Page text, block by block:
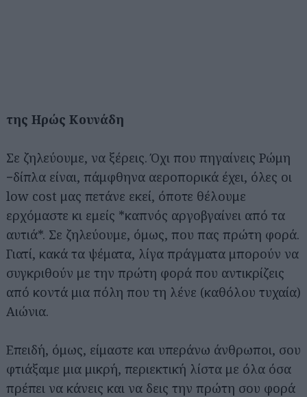
της Ηρώς Κουνάδη
Σε ζηλεύουμε, να ξέρεις. Όχι που πηγαίνεις Ρώμη
−δίπλα είναι, πάμφθηνα αεροπορικά έχει, όλες οι
low cost μας πετάνε εκεί, όποτε θέλουμε
ερχόμαστε κι εμείς *καπνός αργοβγαίνει από τα
αυτιά*. Σε ζηλεύουμε, όμως, που πας πρώτη φορά.
Γιατί, κακά τα ψέματα, λίγα πράγματα μπορούν να
συγκριθούν με την πρώτη φορά που αντικρίζεις
από κοντά μια πόλη που τη λένε (καθόλου τυχαία)
Αιώνια.
Επειδή, όμως, είμαστε και υπεράνω άνθρωποι, σου
φτιάξαμε μια μικρή, περιεκτική λίστα με όλα όσα
πρέπει να κάνεις και να δεις την πρώτη σου φορά